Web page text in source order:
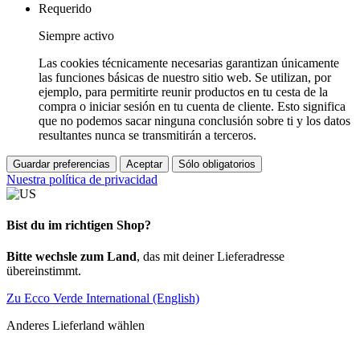
Requerido
Siempre activo
Las cookies técnicamente necesarias garantizan únicamente
las funciones básicas de nuestro sitio web. Se utilizan, por
ejemplo, para permitirte reunir productos en tu cesta de la
compra o iniciar sesión en tu cuenta de cliente. Esto significa
que no podemos sacar ninguna conclusión sobre ti y los datos
resultantes nunca se transmitirán a terceros.
Guardar preferencias Aceptar Sólo obligatorios
Nuestra política de privacidad
Bist du im richtigen Shop?
Bitte wechsle zum Land, das mit deiner Lieferadresse
übereinstimmt.
Zu Ecco Verde International (English)
Anderes Lieferland wählen